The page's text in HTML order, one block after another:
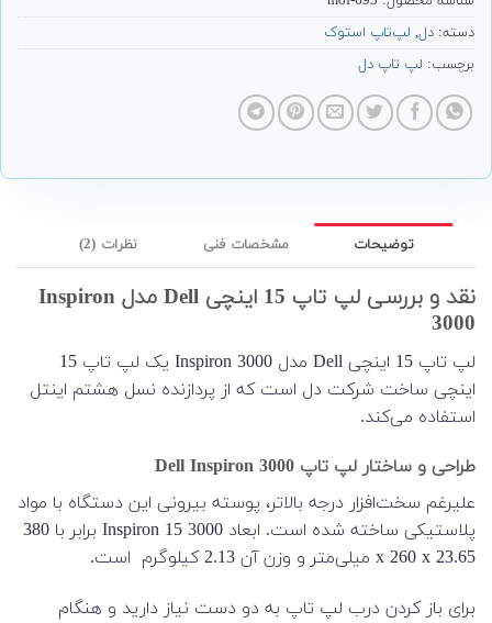
دسته: دل, لپ‌تاپ استوک
برچسب: لپ تاپ دل
توضیحات مشخصات فنی نظرات (2)
نقد و بررسی لپ تاپ 15 اینچی Dell مدل Inspiron
3000
لپ تاپ 15 اینچی Dell مدل Inspiron 3000 یک لپ تاپ 15
اینچی ساخت شرکت دل است که از پردازنده نسل هشتم اینتل
استفاده می‌کند.
طراحی و ساختار لپ تاپ Dell Inspiron 3000
علیرغم سخت‌افزار درجه بالاتر، پوسته بیرونی این دستگاه با مواد
پلاستیکی ساخته شده است. ابعاد Inspiron 15 3000 برابر با 380
x 260 x 23.65 میلی‌متر و وزن آن 2.13 کیلوگرم است.
برای باز کردن درب لپ تاپ به دو دست نیاز دارید و هنگام